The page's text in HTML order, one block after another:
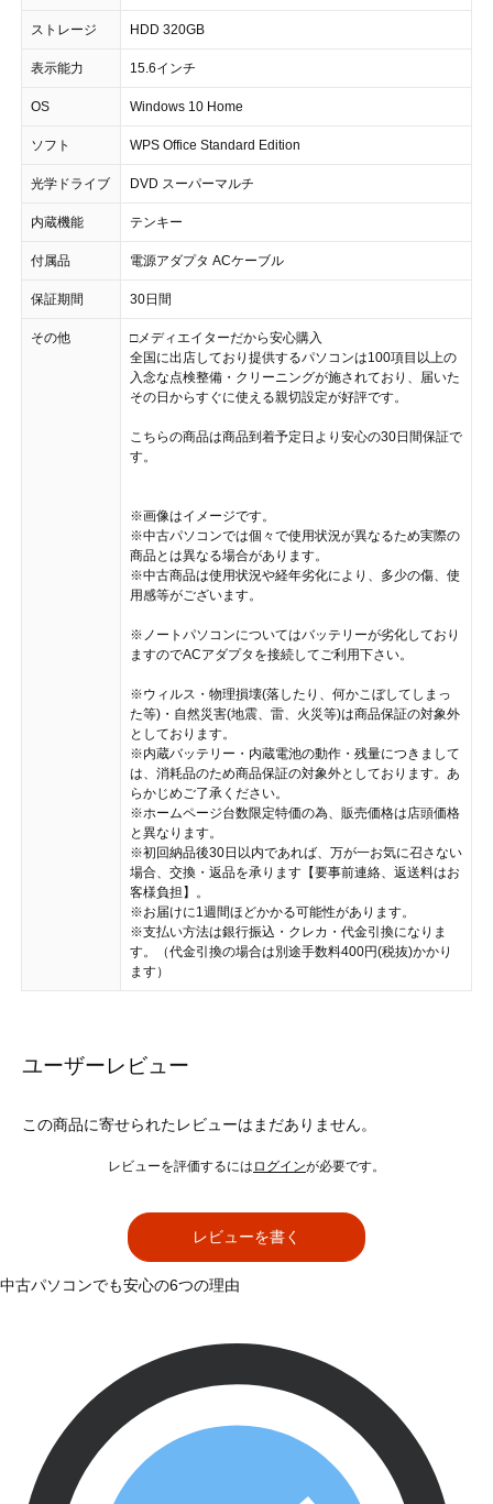
ストレージ HDD 320GB
表示能力 15.6インチ
OS Windows 10 Home
ソフト WPS Office Standard Edition
光学ドライブ DVD スーパーマルチ
内蔵機能 テンキー
付属品 電源アダプタ ACケーブル
保証期間 30日間
その他
□メディエイターだから安心購入
全国に出店しており提供するパソコンは100項目以上の
入念な点検整備・クリーニングが施されており、届いた
その日からすぐに使える親切設定が好評です。
こちらの商品は商品到着予定日より安心の30日間保証で
す。
※画像はイメージです。
※中古パソコンでは個々で使用状況が異なるため実際の
商品とは異なる場合があります。
※中古商品は使用状況や経年劣化により、多少の傷、使
用感等がございます。
※ノートパソコンについてはバッテリーが劣化しており
ますのでACアダプタを接続してご利用下さい。
※ウィルス・物理損壊(落したり、何かこぼしてしまっ
た等)・自然災害(地震、雷、火災等)は商品保証の対象外
としております。
※内蔵バッテリー・内蔵電池の動作・残量につきまして
は、消耗品のため商品保証の対象外としております。あ
らかじめご了承ください。
※ホームページ台数限定特価の為、販売価格は店頭価格
と異なります。
※初回納品後30日以内であれば、万が一お気に召さない
場合、交換・返品を承ります【要事前連絡、返送料はお
客様負担】。
※お届けに1週間ほどかかる可能性があります。
※支払い方法は銀行振込・クレカ・代金引換になりま
す。（代金引換の場合は別途手数料400円(税抜)かかり
ます）
ユーザーレビュー
この商品に寄せられたレビューはまだありません。
レビューを評価するには ログインが必要です。
レビューを書く
中古パソコンでも安心の6つの理由